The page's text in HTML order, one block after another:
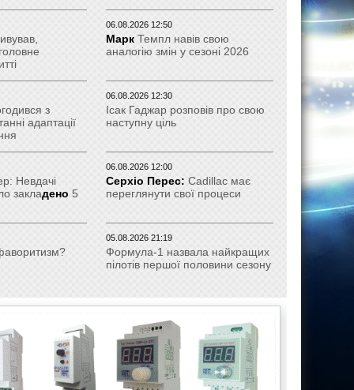
06.08.2026 12:50
Марк Темпл навів свою
аналогію змін у сезоні 2026
з
адаптації
06.08.2026 12:30
Ісак Гаджар розповів про свою
наступну ціль
Невдачі
закладено 5
06.08.2026 12:00
Серхіо Перес: Cadillac має
переглянути свої процеси
05.08.2026 21:19
Формула-1 назвала найкращих
пілотів першої половини сезону